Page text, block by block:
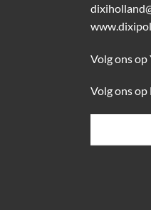
Volg ons
Volg ons op